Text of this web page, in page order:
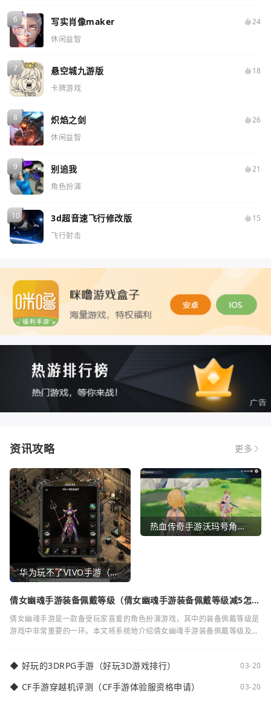
写实肖像maker
24
休闲益智
悬空城九游版
18
卡牌游戏
炽焰之剑
26
休闲益智
别追我
21
角色扮演
3d超音速飞行修改版
15
飞行射击
资讯攻略 更多
华为玩不了VIVO手游（华为玩不了VIVO手游怎么办）
热血传奇手游沃玛号角（热血传奇沃玛装备隐藏属性）
倩女幽魂手游装备佩戴等级（倩女幽魂手游装备佩戴等级减5怎么
倩女幽魂手游是一款备受玩家喜爱的角色扮演游戏，其中的装备佩戴等级是
游戏中非常重要的一环。本文将系统地介绍倩女幽魂手游装备佩戴等级及其
◆ 好玩的3DRPG手游（好玩3D游戏排行） 03-20
◆ CF手游穿越机评测（CF手游体验服资格申请） 03-20